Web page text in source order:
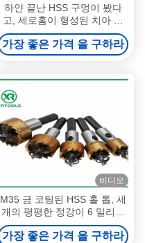
하얀 끝난 HSS 구멍이 봤다
고, 세로홈이 형성된 치아 메
탈 홈은 메탈시추를 봤습니다
가장 좋은 가격 을 구하라
비디오
M35 금 코팅된 HSS 홀 톱, 세
개의 평평한 정강이 6 밀리미
터 홀 톱 18 급 Split 이
가장 좋은 가격 을 구하라